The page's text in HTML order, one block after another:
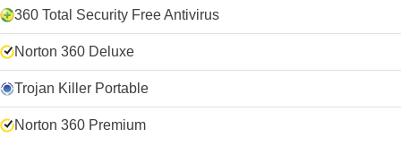
360 Total Security Free Antivirus
Norton 360 Deluxe
Trojan Killer Portable
Norton 360 Premium